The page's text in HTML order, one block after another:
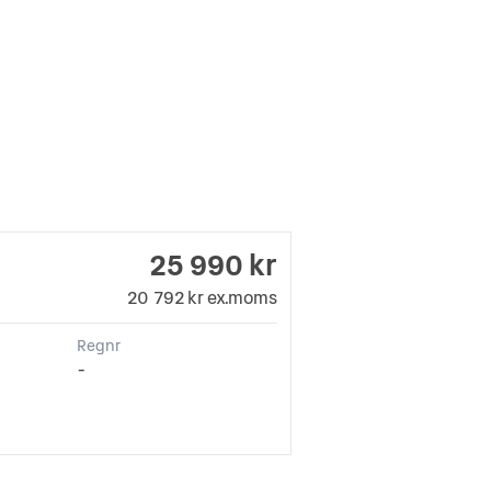
25 990 kr
20 792 kr ex.moms
Regnr
-